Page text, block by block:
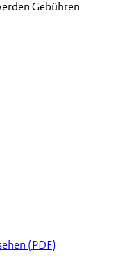
Gebühren
(PDF)